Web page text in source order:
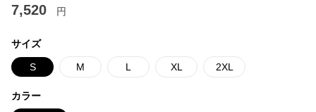
7,520 円
サイズ
S M L XL 2XL
カラー